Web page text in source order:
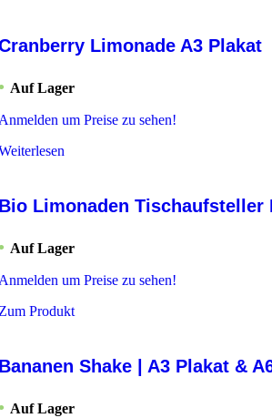
Limonade A3 Plakat
Auf Lager
um Preise zu sehen!
Limonaden Tischaufsteller
Auf Lager
um Preise zu sehen!
Produkt
Shake | A3 Plakat &
Auf Lager